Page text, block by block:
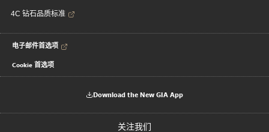
4C 钻石品质标准
电子邮件首选项
Cookie 首选项
Download the New GIA App
关注我们